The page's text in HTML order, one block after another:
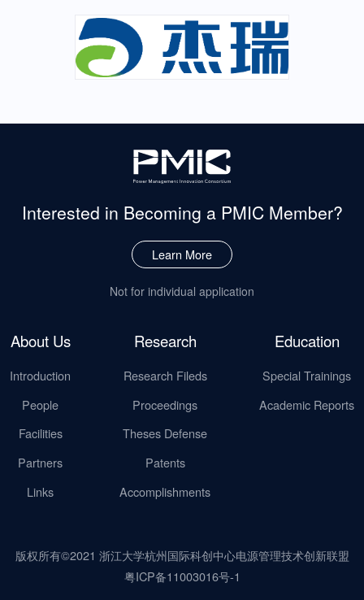
Interested in Becoming a PMIC Member?
Learn More
Not for individual application
About Us
Introduction
People
Facilities
Partners
Links
Research
Research Fileds
Proceedings
Theses Defense
Patents
Accomplishments
Education
Special Trainings
Academic Reports
版权所有©2021 浙江大学杭州国际科创中心电源管理技术创新联盟
粤ICP备11003016号-1